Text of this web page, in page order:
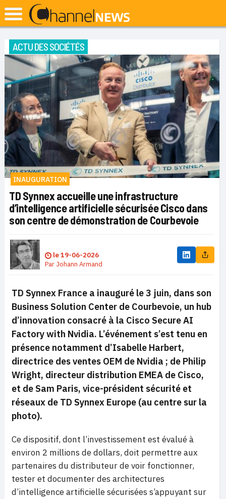
ACTU DES SOCIÉTÉS
INAUGURATION
TD Synnex accueille une infrastructure
d’intelligence artificielle sécurisée Cisco dans
son centre de démonstration de Courbevoie
le19-06-2026
Par Johann Armand
TD Synnex France a inauguré le 3 juin, dans son
Business Solution Center de Courbevoie, un hub
d’innovation consacré à la Cisco Secure AI
Factory with Nvidia. L’événement s’est tenu en
présence notamment d’Isabelle Harbert,
directrice des ventes OEM de Nvidia ; de Philip
Wright, directeur distribution EMEA de Cisco,
et de Sam Paris, vice-président sécurité et
réseaux de TD Synnex Europe (au centre sur la
photo).
Ce dispositif, dont l’investissement est évalué à
environ 2 millions de dollars, doit permettre aux
partenaires du distributeur de voir fonctionner,
tester et documenter des architectures
d’intelligence artificielle sécurisées s’appuyant sur